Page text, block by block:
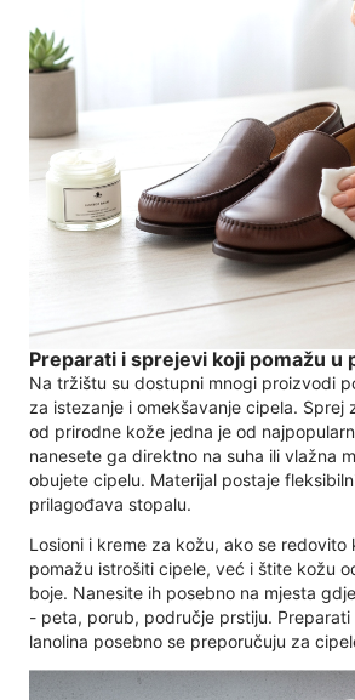
Preparati i sprejevi koji pomažu u
Na tržištu su dostupni mnogi proizvodi
za istezanje i omekšavanje cipela. Sprej
od prirodne kože jedna je od
nanesete ga direktno na suha ili vlažna
obujete cipelu. Materijal postaje
prilagođava stopalu.
Losioni i kreme za kožu, ako se redovito
pomažu istrošiti cipele, već i štite kožu
boje. Nanesite ih posebno na mjesta
- peta, porub, područje prstiju. Preparati
lanolina posebno se preporučuju za